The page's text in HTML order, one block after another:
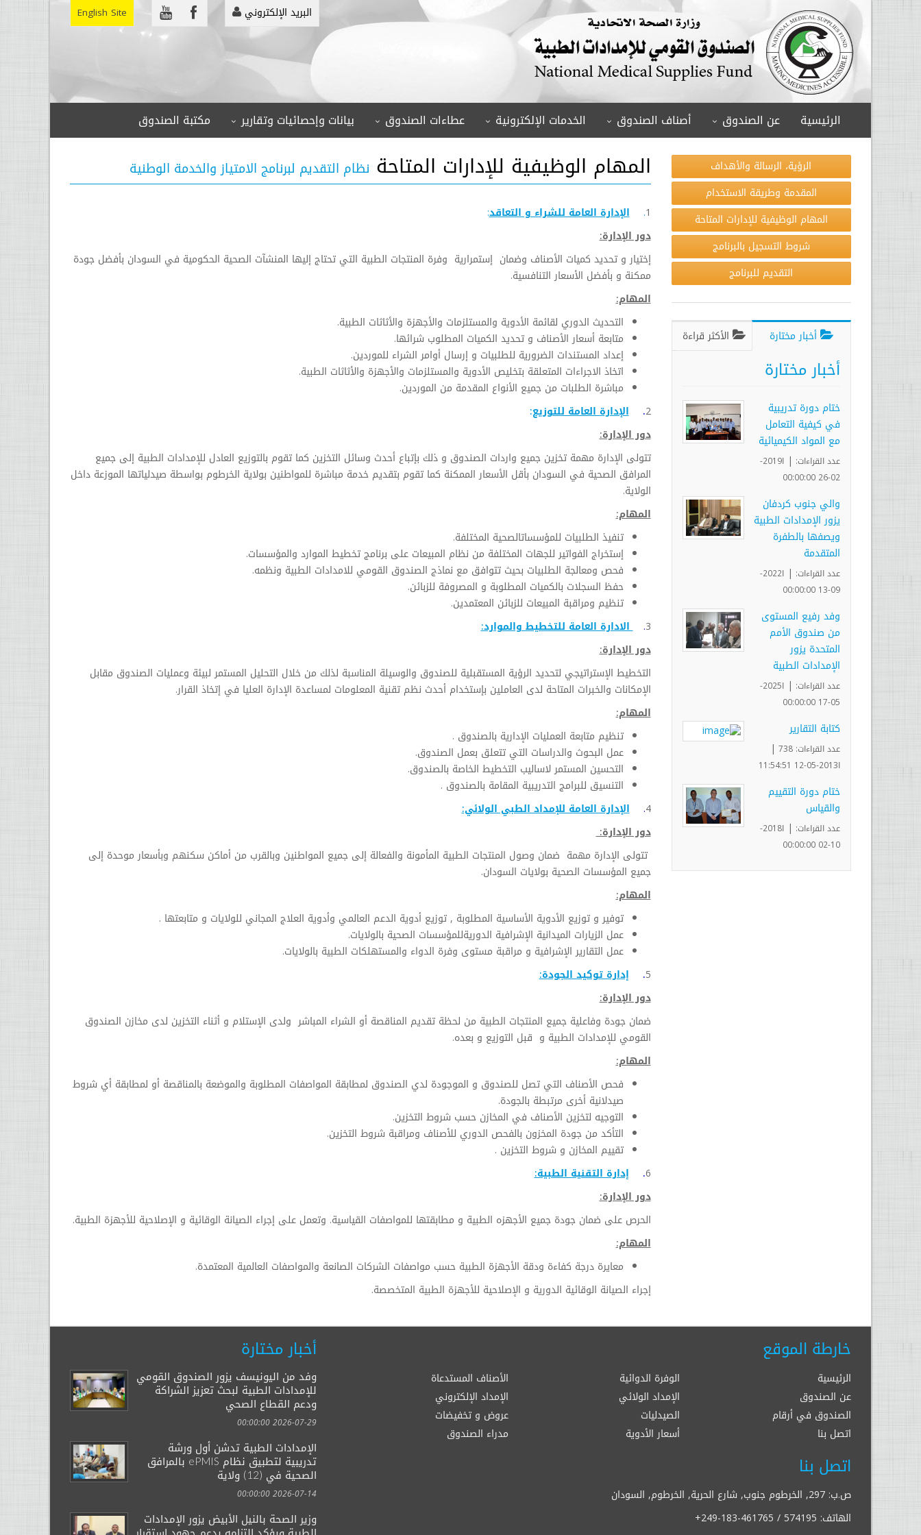
English Site البريد الإلكتروني
الرئيسية عن الصندوق أصناف الصندوق الخدمات الإلكترونية عطاءات الصندوق بيانات وإحصائيات وتقارير مكتبة الصندوق
الرؤية، الرسالة والأهداف
المقدمة وطريقة الاستخدام
المهام الوظيفية للإدارات المتاحة
شروط التسجيل بالبرنامج
التقديم للبرنامج
أخبار مختارة الأكثر قراءة
أخبار مختارة
ختام دورة تدريبية
في كيفية التعامل
مع المواد الكيميائية
عدد القراءات: |
ا2019-
02-26 00:00:00
والي جنوب كردفان
يزور الإمدادات الطبية
ويصفها بالطفرة
المتقدمة
عدد القراءات: |
ا2022-
09-13 00:00:00
وفد رفيع المستوى
من صندوق الأمم
المتحدة يزور
الإمدادات الطبية
عدد القراءات: |
ا2025-
05-17 00:00:00
كتابة التقارير
عدد القراءات: 738 |
ا2013-05-12 11:54:51
ختام دورة التقييم
والقياس
عدد القراءات: |
ا2018-
10-02 00:00:00
المهام الوظيفية للإدارات المتاحة نظام التقديم لبرنامج الامتياز والخدمة الوطنية
1
.الإدارة العامة للشراء و التعاقد:
دور الإدارة:
إختيار و تحديد كميات الأصناف وضمان إستمرارية وفرة المنتجات الطبية التي تحتاج إليها المنشآت الصحية الحكومية في السودان بأفضل جودة
ممكنة و بأفضل الأسعار التنافسية.
المهام:
التحديث الدوري لقائمة الأدوية والمستلزمات والأجهزة والأثاثات الطبية.
متابعة أسعار الأصناف و تحديد الكميات المطلوب شرائها.
إعداد المستندات الضرورية للطلبيات و إرسال أوامر الشراء للموردين.
اتخاذ الاجراءات المتعلقة بتخليص الأدوية والمستلزمات والأجهزة والأثاثات الطبية.
مباشرة الطلبات من جميع الأنواع المقدمة من الموردين.
2
.الإدارة العامة للتوزيع:
دور الإدارة:
تتولى الإدارة مهمة تخزين جميع واردات الصندوق و ذلك بإتباع أحدث وسائل التخزين كما تقوم بالتوزيع العادل للإمدادات الطبية إلى جميع
المرافق الصحية في السودان بأقل الأسعار الممكنة كما تقوم بتقديم خدمة مباشرة للمواطنين بولاية الخرطوم بواسطة صيدلياتها الموزعة داخل
الولاية.
المهام:
تنفيذ الطلبيات للمؤسساتالصحية المختلفة.
إستخراج الفواتير للجهات المختلفة من نظام المبيعات على برنامج تخطيط الموارد والمؤسسات.
فحص ومعالجة الطلبيات بحيث تتوافق مع نماذج الصندوق القومي للامدادات الطبية ونظمه.
حفظ السجلات بالكميات المطلوبة و المصروفة للزبائن.
تنظيم ومراقبة المبيعات للزبائن المعتمدين.
3
.الادارة العامة للتخطيط والموارد:
دور الإدارة:
التخطيط الإستراتيجي لتحديد الرؤية المستقبلية للصندوق والوسيلة المناسبة لذلك من خلال التحليل المستمر لبيئة وعمليات الصندوق مقابل
الإمكانات والخبرات المتاحة لدى العاملين بإستخدام أحدث نظم تقنية المعلومات لمساعدة الإدارة العليا في إتخاذ القرار.
المهام:
تنظيم متابعة العمليات الإدارية بالصندوق .
عمل البحوث والدراسات التي تتعلق بعمل الصندوق.
التحسين المستمر لاساليب التخطيط الخاصة بالصندوق.
التنسيق للبرامج التدريبية المقامة بالصندوق .
4
.الإدارة العامة للإمداد الطبي الولائي:
دور الإدارة:
تتولى الإدارة مهمة ضمان وصول المنتجات الطبية المأمونة والفعالة إلى جميع المواطنين وبالقرب من أماكن سكنهم وبأسعار موحدة إلى
جميع المؤسسات الصحية بولايات السودان.
المهام:
توفير و توزيع الأدوية الأساسية المطلوبة , توزيع أدوية الدعم العالمي وأدوية العلاج المجاني للولايات و متابعتها .
عمل الزيارات الميدانية الإشرافية الدوريةللمؤسسات الصحية بالولايات.
عمل التقارير الإشرافية و مراقبة مستوى وفرة الدواء والمستهلكات الطبية بالولايات.
5
. إدارة توكيد الجودة:
دور الإدارة:
ضمان جودة وفاعلية جميع المنتجات الطبية من لحظة تقديم المناقصة أو الشراء المباشر ولدى الإستلام و أثناء التخزين لدى مخازن الصندوق
القومي للإمدادات الطبية و قبل التوزيع و بعده.
المهام:
فحص الأصناف التي تصل للصندوق و الموجودة لدي الصندوق لمطابقة المواصفات المطلوبة والموضعة بالمناقصة أو لمطابقة أي شروط
صيدلانية أخرى مرتبطة بالجودة.
التوجيه لتخزين الأصناف في المخازن حسب شروط التخزين.
التأكد من جودة المخزون بالفحص الدوري للأصناف ومراقبة شروط التخزين.
تقييم المخازن و شروط التخزين .
6
. إدارة التقنية الطبية:
دور الإدارة:
الحرص على ضمان جودة جميع الأجهزه الطبية و مطابقتها للمواصفات القياسية. وتعمل على إجراء الصيانة الوقائية و الإصلاحية للأجهزة الطبية.
المهام:
معايرة درجة كفاءة ودقة الأجهزة الطبية حسب مواصفات الشركات الصانعة والمواصفات العالمية المعتمدة.
إجراء الصيانة الوقائية الدورية و الإصلاحية للأجهزة الطبية المتخصصة.
خارطة الموقع
الرئيسية الوفرة الدوائية
الأصناف المستدعاة
عن الصندوق
الإمداد الولائي
الإمداد الإلكتروني
الصندوق في أرقام
الصيدليات
عروض و تخفيضات
اتصل بنا
أسعار الأدوية مدراء الصندوق
اتصل بنا
ص.ب: 297, الخرطوم جنوب, شارع الحرية, الخرطوم, السودان
الهاتف: +249-183-461765 / 574195
أخبار مختارة
وفد من اليونيسف يزور الصندوق القومي
للإمدادات الطبية لبحث تعزيز الشراكة
ودعم القطاع الصحي
2026-07-29 00:00:00
الإمدادات الطبية تدشن أول ورشة
تدريبية لتطبيق نظام ePMIS بالمرافق
الصحية في (12) ولاية
2026-07-14 00:00:00
وزير الصحة بالنيل الأبيض يزور الإمدادات